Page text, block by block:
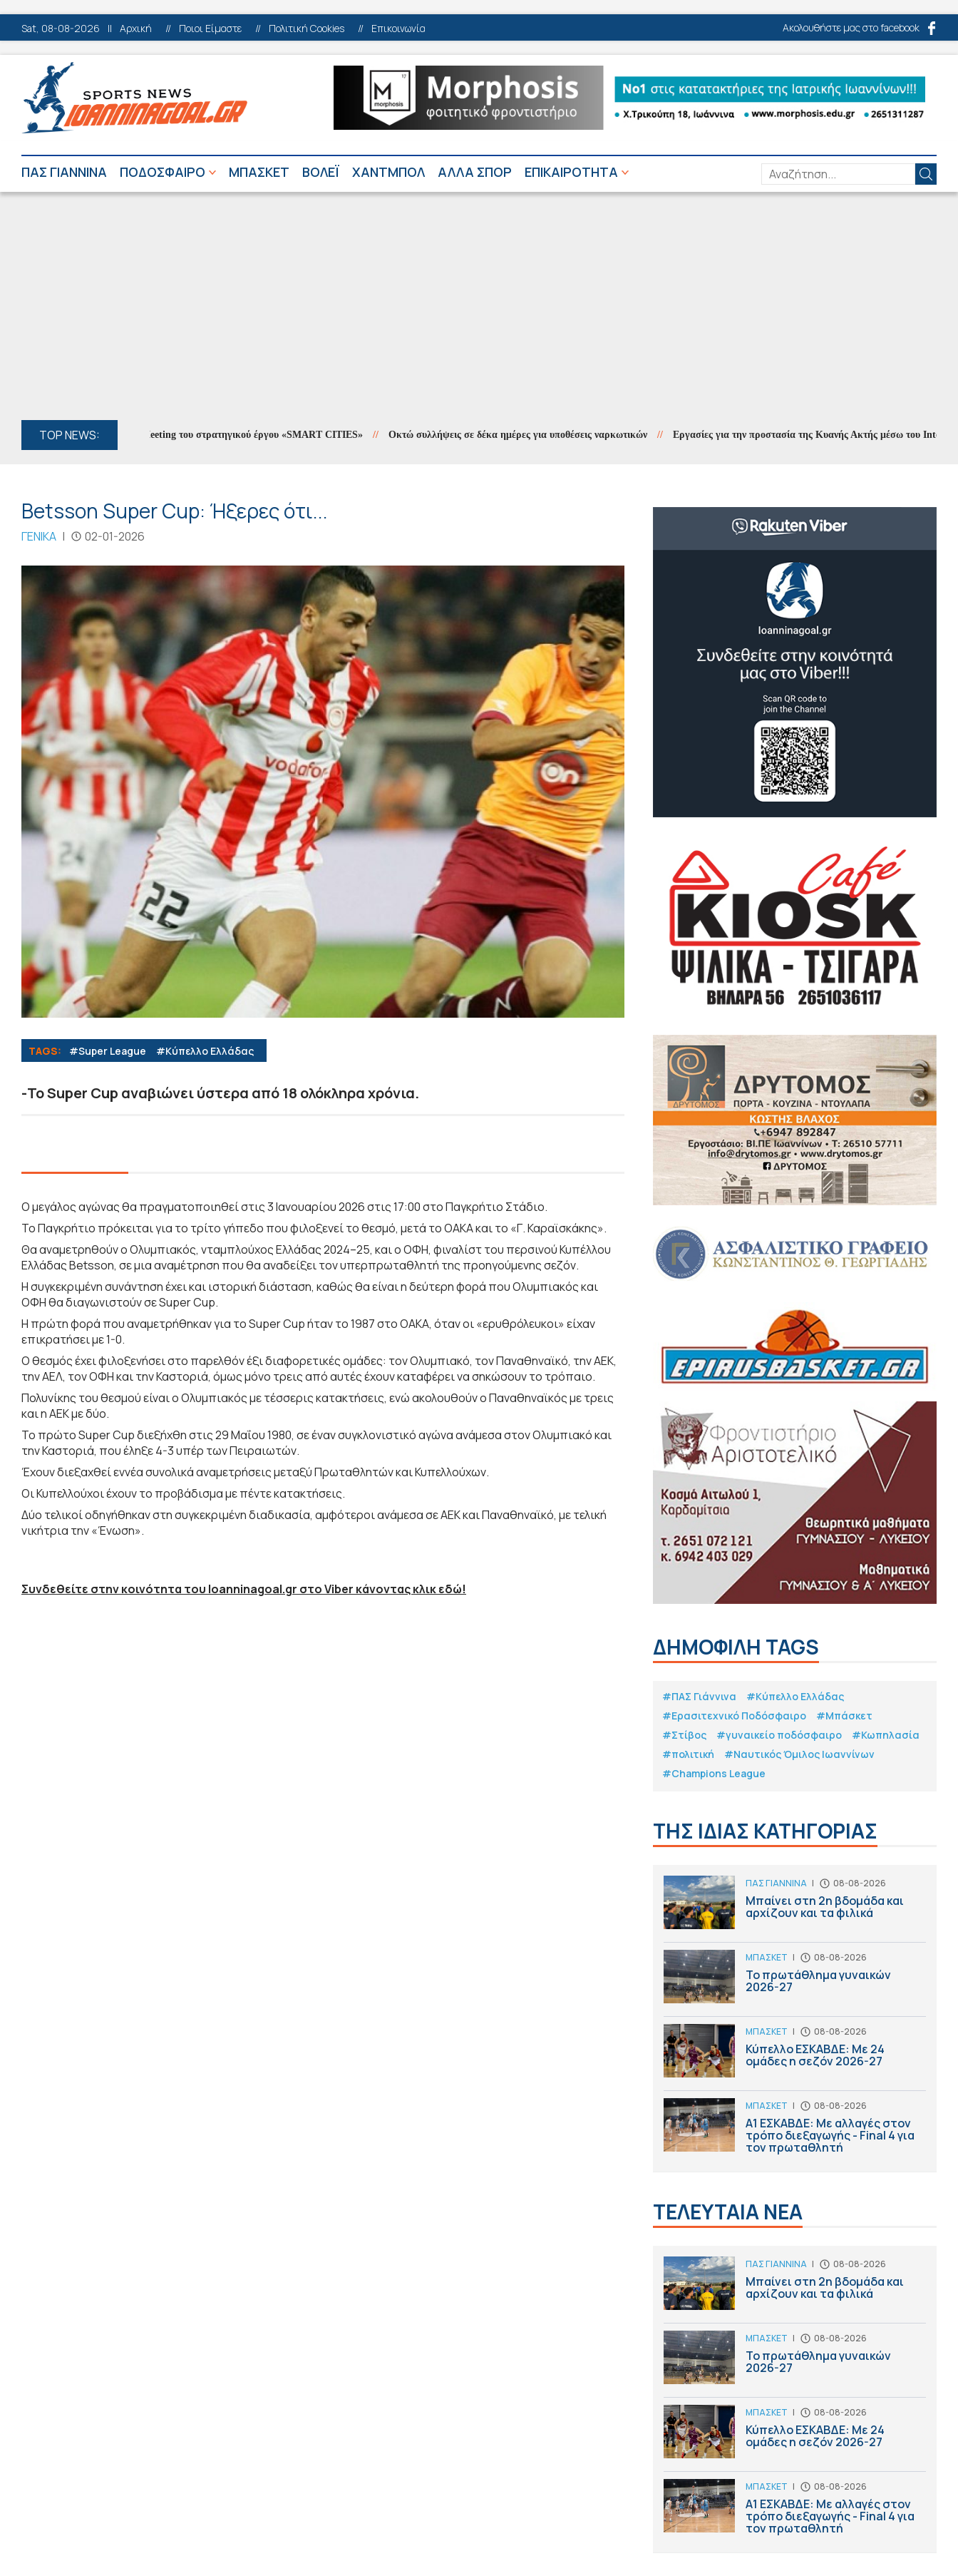
Sat, 08-08-2026 || Αρχική // Ποιοι Είμαστε // Πολιτική Cookies // Επικοινωνία Ακολουθήστε μας στο facebook
ΠΑΣ ΓΙΑΝΝΙΝΑ ΠΟΔΟΣΦΑΙΡΟ ΜΠΑΣΚΕΤ ΒΟΛΕΪ ΧΑΝΤΜΠΟΛ ΑΛΛΑ ΣΠΟΡ ΕΠΙΚΑΙΡΟΤΗΤΑ
TOP NEWS:
Αρταίων στο Kick-off Meeting του στρατηγικού έργου «SMART CITIES» // Οκτώ συλλήψεις σε δέκα ημέρες για υποθέσεις ναρκωτικών // Εργασίες για την προστασία της Κυανής Ακτής μέσω του Interreg 2021-
Betsson Super Cup: Ήξερες ότι...
ΓΕΝΙΚΑ | 02-01-2026
TAGS: #Super League #Κύπελλο Ελλάδας
-Το Super Cup αναβιώνει ύστερα από 18 ολόκληρα χρόνια.
Ο μεγάλος αγώνας θα πραγματοποιηθεί στις 3 Ιανουαρίου 2026 στις 17:00 στο Παγκρήτιο Στάδιο.
Το Παγκρήτιο πρόκειται για το τρίτο γήπεδο που φιλοξενεί το θεσμό, μετά το ΟΑΚΑ και το «Γ. Καραϊσκάκης».
Θα αναμετρηθούν ο Ολυμπιακός, νταμπλούχος Ελλάδας 2024–25, και ο ΟΦΗ, φιναλίστ του περσινού Κυπέλλου
Ελλάδας Betsson, σε μια αναμέτρηση που θα αναδείξει τον υπερπρωταθλητή της προηγούμενης σεζόν.
Η συγκεκριμένη συνάντηση έχει και ιστορική διάσταση, καθώς θα είναι η δεύτερη φορά που Ολυμπιακός και
ΟΦΗ θα διαγωνιστούν σε Super Cup.
Η πρώτη φορά που αναμετρήθηκαν για το Super Cup ήταν το 1987 στο ΟΑΚΑ, όταν οι «ερυθρόλευκοι» είχαν
επικρατήσει με 1-0.
O θεσμός έχει φιλοξενήσει στο παρελθόν έξι διαφορετικές ομάδες: τον Ολυμπιακό, τον Παναθηναϊκό, την ΑΕΚ,
την ΑΕΛ, τον ΟΦΗ και την Καστοριά, όμως μόνο τρεις από αυτές έχουν καταφέρει να σηκώσουν το τρόπαιο.
Πολυνίκης του θεσμού είναι ο Ολυμπιακός με τέσσερις κατακτήσεις, ενώ ακολουθούν ο Παναθηναϊκός με τρεις
και η ΑΕΚ με δύο.
Το πρώτο Super Cup διεξήχθη στις 29 Μαΐου 1980, σε έναν συγκλονιστικό αγώνα ανάμεσα στον Ολυμπιακό και
την Καστοριά, που έληξε 4-3 υπέρ των Πειραιωτών.
Έχουν διεξαχθεί εννέα συνολικά αναμετρήσεις μεταξύ Πρωταθλητών και Κυπελλούχων.
Οι Κυπελλούχοι έχουν το προβάδισμα με πέντε κατακτήσεις.
Δύο τελικοί οδηγήθηκαν στη συγκεκριμένη διαδικασία, αμφότεροι ανάμεσα σε ΑΕΚ και Παναθηναϊκό, με τελική
νικήτρια την «Ένωση».
Συνδεθείτε στην κοινότητα του Ioanninagoal.gr στο Viber κάνοντας κλικ εδώ!
ΔΗΜΟΦΙΛΗ TAGS
#ΠΑΣ Γιάννινα
#Κύπελλο Ελλάδας
#Eρασιτεχνικό Ποδόσφαιρο
#Μπάσκετ
#Στίβος
#γυναικείο ποδόσφαιρο
#Κωπηλασία
#πολιτική
#Ναυτικός Όμιλος Ιωαννίνων
#Champions League
ΤΗΣ ΙΔΙΑΣ ΚΑΤΗΓΟΡΙΑΣ
ΠΑΣ ΓΙΑΝΝΙΝΑ | 08-08-2026
Μπαίνει στη 2η βδομάδα και
αρχίζουν και τα φιλικά
ΜΠΑΣΚΕΤ | 08-08-2026
Το πρωτάθλημα γυναικών
2026-27
ΜΠΑΣΚΕΤ | 08-08-2026
Κύπελλο ΕΣΚΑΒΔΕ: Με 24
ομάδες η σεζόν 2026-27
ΜΠΑΣΚΕΤ | 08-08-2026
Α1 ΕΣΚΑΒΔΕ: Με αλλαγές στον
τρόπο διεξαγωγής - Final 4 για
τον πρωταθλητή
ΤΕΛΕΥΤΑΙΑ ΝΕΑ
ΠΑΣ ΓΙΑΝΝΙΝΑ | 08-08-2026
Μπαίνει στη 2η βδομάδα και
αρχίζουν και τα φιλικά
ΜΠΑΣΚΕΤ | 08-08-2026
Το πρωτάθλημα γυναικών
2026-27
ΜΠΑΣΚΕΤ | 08-08-2026
Κύπελλο ΕΣΚΑΒΔΕ: Με 24
ομάδες η σεζόν 2026-27
ΜΠΑΣΚΕΤ | 08-08-2026
Α1 ΕΣΚΑΒΔΕ: Με αλλαγές στον
τρόπο διεξαγωγής - Final 4 για
τον πρωταθλητή